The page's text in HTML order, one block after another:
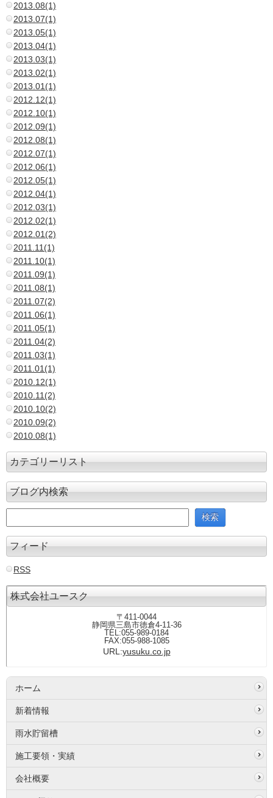
2013.08(1)
2013.07(1)
2013.05(1)
2013.04(1)
2013.03(1)
2013.02(1)
2013.01(1)
2012.12(1)
2012.10(1)
2012.09(1)
2012.08(1)
2012.07(1)
2012.06(1)
2012.05(1)
2012.04(1)
2012.03(1)
2012.02(1)
2012.01(2)
2011.11(1)
2011.10(1)
2011.09(1)
2011.08(1)
2011.07(2)
2011.06(1)
2011.05(1)
2011.04(2)
2011.03(1)
2011.01(1)
2010.12(1)
2010.11(2)
2010.10(2)
2010.09(2)
2010.08(1)
カテゴリーリスト
ブログ内検索
フィード
RSS
株式会社ユースク
〒411-0044
静岡県三島市徳倉4-11-36
TEL:055-989-0184
FAX:055-988-1085
URL:yusuku.co.jp
ホーム
新着情報
雨水貯留槽
施工要領・実績
会社概要